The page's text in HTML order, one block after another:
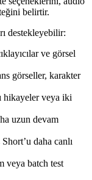
belirtir.
destekleyebilir:
ve görsel
görseller, karakter
hikayeler veya iki
uzun devam
daha canlı
veya batch test